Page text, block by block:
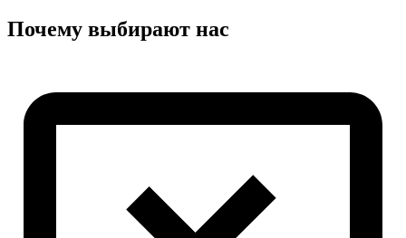
Почему выбирают нас